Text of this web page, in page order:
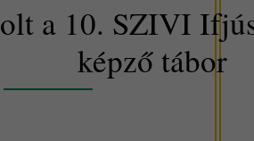
a 10. SZIVI
képző tábor